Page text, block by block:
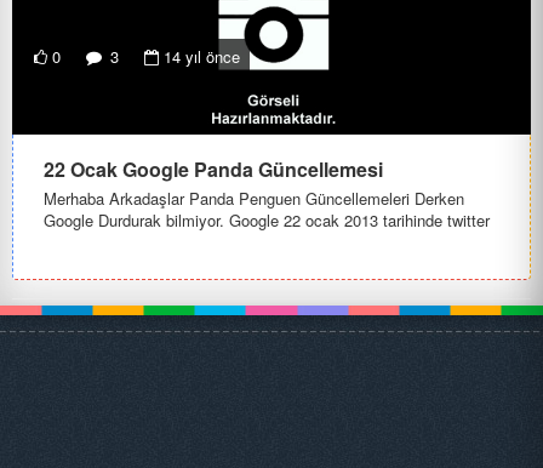
0 3 14 yıl önce
22 Ocak Google Panda Güncellemesi
Merhaba Arkadaşlar Panda Penguen Güncellemeleri Derken
Google Durdurak bilmiyor. Google 22 ocak 2013 tarihinde twitter